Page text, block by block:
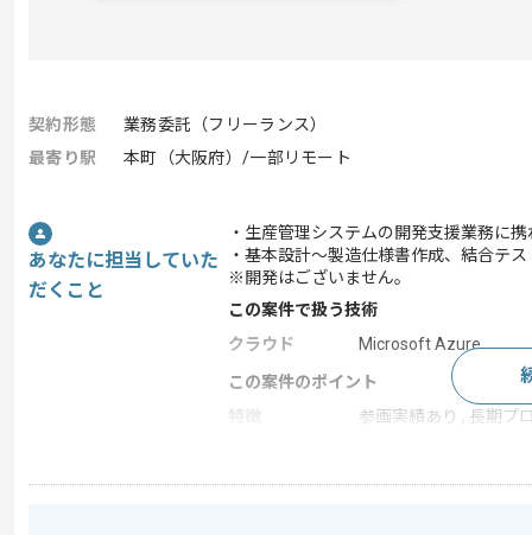
契約形態
業務委託（フリーランス）
最寄り駅
本町（大阪府）/一部リモート
あなたに担当していた
だくこと
・生産管理システムの開発支援業務に
・基本設計～製造仕様書作成、結合テ
※開発はございません。
この案件で扱う技術
クラウド
Microsoft Azure
この案件のポイント
参画実績あり , 長期プ